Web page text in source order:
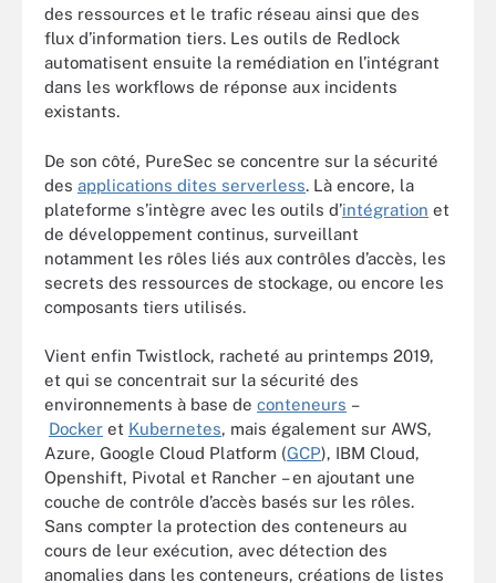
des ressources et le trafic réseau ainsi que des
flux d’information tiers. Les outils de Redlock
automatisent ensuite la remédiation en l’intégrant
dans les workflows de réponse aux incidents
existants.
De son côté, PureSec se concentre sur la sécurité
des applications dites serverless. Là encore, la
plateforme s’intègre avec les outils d’intégration et
de développement continus, surveillant
notamment les rôles liés aux contrôles d’accès, les
secrets des ressources de stockage, ou encore les
composants tiers utilisés.
Vient enfin Twistlock, racheté au printemps 2019,
et qui se concentrait sur la sécurité des
environnements à base de conteneurs –
Docker et Kubernetes, mais également sur AWS,
Azure, Google Cloud Platform (GCP), IBM Cloud,
Openshift, Pivotal et Rancher – en ajoutant une
couche de contrôle d’accès basés sur les rôles.
Sans compter la protection des conteneurs au
cours de leur exécution, avec détection des
anomalies dans les conteneurs, créations de listes